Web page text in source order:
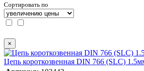
Сортировать по
×
Цепь короткозвенная DIN 766 (SLC)